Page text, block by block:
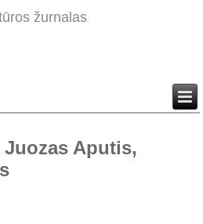
žurnalas
Juozas Aputis,